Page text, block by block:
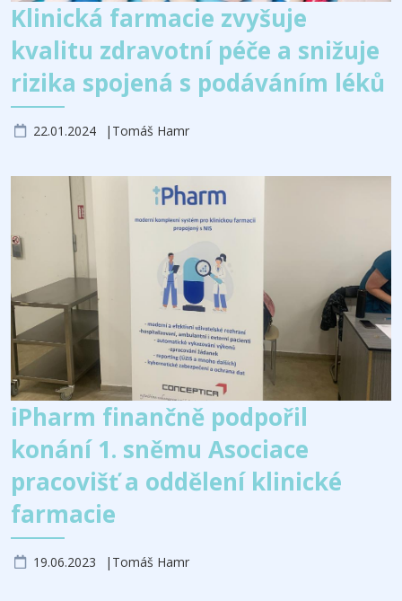
Klinická farmacie zvyšuje
kvalitu zdravotní péče a snižuje
rizika spojená s podáváním léků
22.01.2024 Tomáš Hamr
iPharm finančně podpořil
konání 1. sněmu Asociace
pracovišť a oddělení klinické
farmacie
19.06.2023 Tomáš Hamr